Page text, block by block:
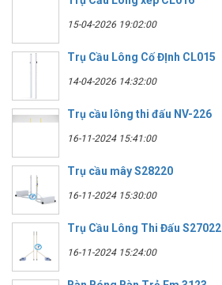
15-04-2026 19:02:00
Trụ Cầu Lông Cố ĐỊnh CL015
14-04-2026 14:32:00
Trụ cầu lông thi đấu NV-226
16-11-2024 15:41:00
Trụ cầu mây S28220
16-11-2024 15:30:00
Trụ Cầu Lông Thi Đấu S27022
16-11-2024 15:24:00